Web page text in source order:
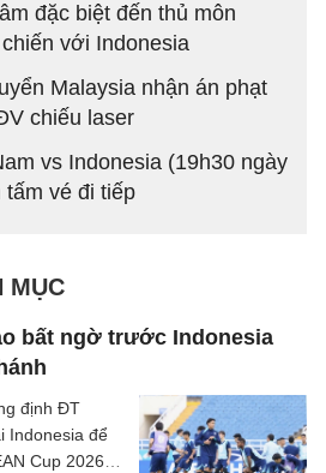
đặc biệt đến thủ môn
với Indonesia
Malaysia nhận án phạt
chiếu laser
vs Indonesia (19h30 ngày
vé đi tiếp
MỤC
bất ngờ trước Indonesia
định ĐT
Indonesia để
Cup 2026,